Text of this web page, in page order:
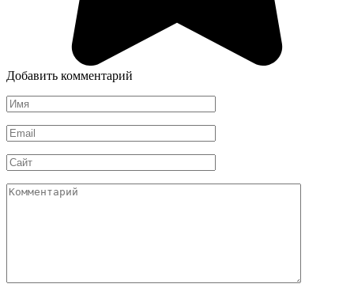
Добавить комментарий
Имя
*
Email
*
Сайт
Комментарий